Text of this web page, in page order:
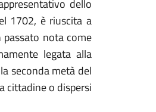
dello
1702, è riuscita a
nota come
legata alla
seconda metà del
cittadine o dispersi